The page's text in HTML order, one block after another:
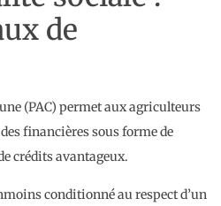
de
(PAC) permet aux agriculteurs
financières sous forme de
crédits avantageux.
conditionné au respect d’un